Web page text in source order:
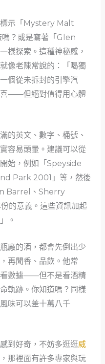
標示「Mystery Malt
？或是寫著「Glen
樣探索。這種神秘感，
像老陳常說的：「喝獨
個從未拆封的引擎汽
喜——但絕對值得用心體
的英文、數字、桶號、
容易頭暈。建議可以從
始，例如「Speyside
Park 2001」等，然後
Barrel、Sherry
的意義。這些資訊加起
。
廠的酒，都會先倒出少
再聞香、品飲。他常
看數據——但不是看酒精
軌跡。你知道嗎？同樣
味可以差十萬八千
到好奇，不妨多逛逛威
那裡面有許多專家與玩